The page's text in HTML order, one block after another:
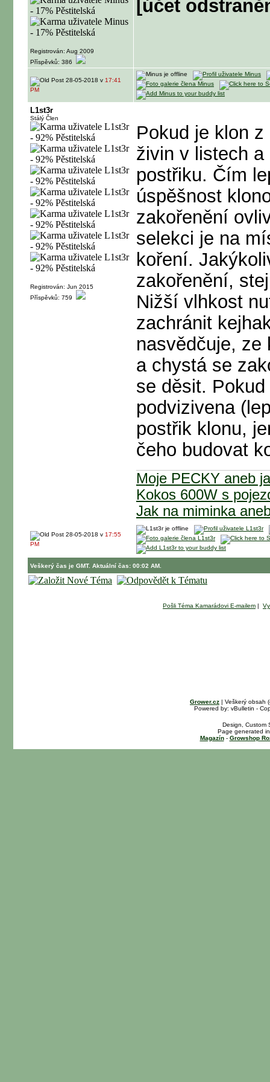
Registrován: Aug 2009
Příspěvků: 386
[účet
28-05-2018 v 17:41
PM
L1st3r
Stálý Člen
Registrován: Jun 2015
Příspěvků: 759
Pokud je klon
živin v listech
postřiku. Čím
úspěšnost
zakořenění
selekci je na
koření.
zakořenění,
Nižší vlhkost
zachránit
nasvědčuje, ze
a chystá se
se děsit.
podvizivena
postřik klonu,
čeho budovat
Moje PECKY aneb
Kokos 600W s
Jak na miminka
28-05-2018 v 17:55
PM
Veškerý čas je GMT. Aktuální čas: 00:02 AM.
Pošli Téma Kamarádovi E-mailem |
Grower.cz | Veškerý obsah
Powered by: vBulletin -
Design, Custom
Page generated
Magazín- Growshop